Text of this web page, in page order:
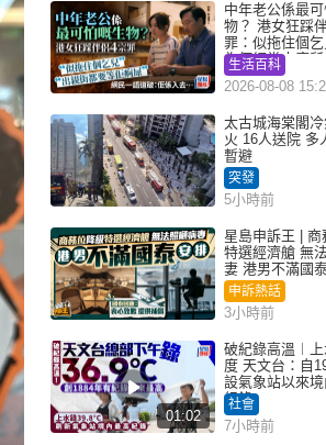
中年老公係最
物？ 港女狂踩
罪：似拖住個
為何經常去廁所
語道破
生活百科
2026-08-08
太古城海棠閣
火 16人送院 多人上天台
暫避
突發
5小時前
星島申訴王 | 商
特選經濟艙 無
妻 港男不滿國
申訴熱話
3小時前
01:02
破紀錄高溫︱
度 天文台：自
設氣象站以來
紀錄
社會
7小時前